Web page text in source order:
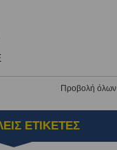
Προβολή όλων
ΕΤΙΚΕΤΕΣ